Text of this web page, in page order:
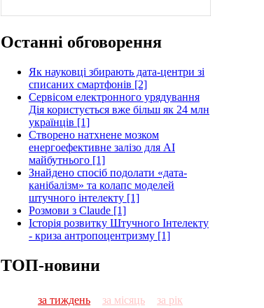
Останні обговорення
Як науковці збирають дата-центри зі
списаних смартфонів [2]
Сервісом електронного урядування
Дія користується вже більш як 24 млн
українців [1]
Створено натхнене мозком
енергоефективне залізо для AI
майбутнього [1]
Знайдено спосіб подолати «дата-
канібалізм» та колапс моделей
штучного інтелекту [1]
Розмови з Claude [1]
Історія розвитку Штучного Інтелекту
- криза антропоцентризму [1]
ТОП-новини
за тиждень за місяць
за рік